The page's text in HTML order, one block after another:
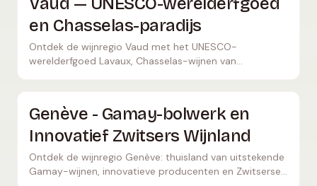
en Chasselas-paradijs
Ontdek de wijnregio Vaud met het UNESCO-
werelderfgoed Lavaux, Chasselas-wijnen van
Genève - Gamay-bolwerk en
Innovatief Zwitsers Wijnland
Ontdek de wijnregio Genève: thuisland van uitstekende
Gamay-wijnen, innovatieve producenten en Zwitserse